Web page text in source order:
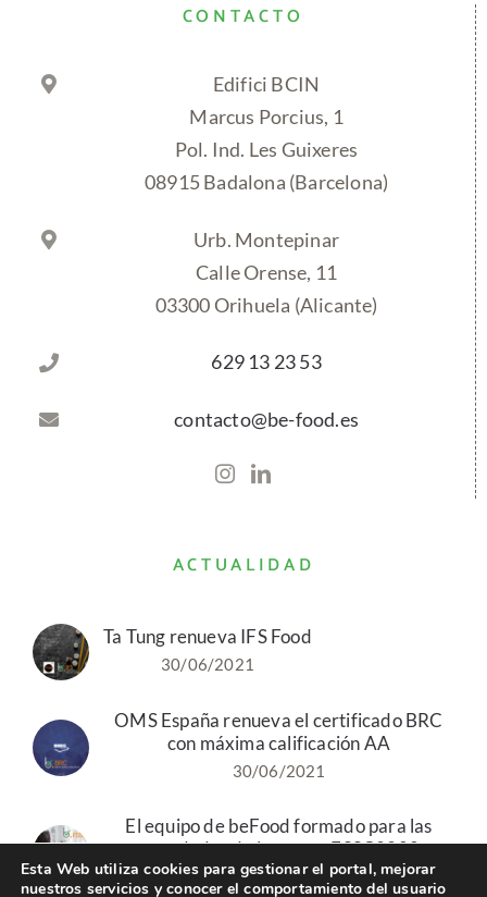
CONTACTO
Edifici BCIN
Marcus Porcius, 1
Pol. Ind. Les Guixeres
08915 Badalona (Barcelona)
Urb. Montepinar
Calle Orense, 11
03300 Orihuela (Alicante)
629 13 23 53
contacto@be-food.es
ACTUALIDAD
Ta Tung renueva IFS Food
30/06/2021
OMS España renueva el certificado BRC
con máxima calificación AA
30/06/2021
El equipo de beFood formado para las
novedades de la norma FSSC2200
19/05/2021
Esta Web utiliza cookies para gestionar el portal, mejorar
nuestros servicios y conocer el comportamiento del usuario